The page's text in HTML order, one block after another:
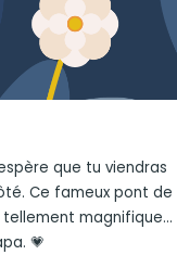
que tu viendras
Ce fameux pont de
magnifique...
💗